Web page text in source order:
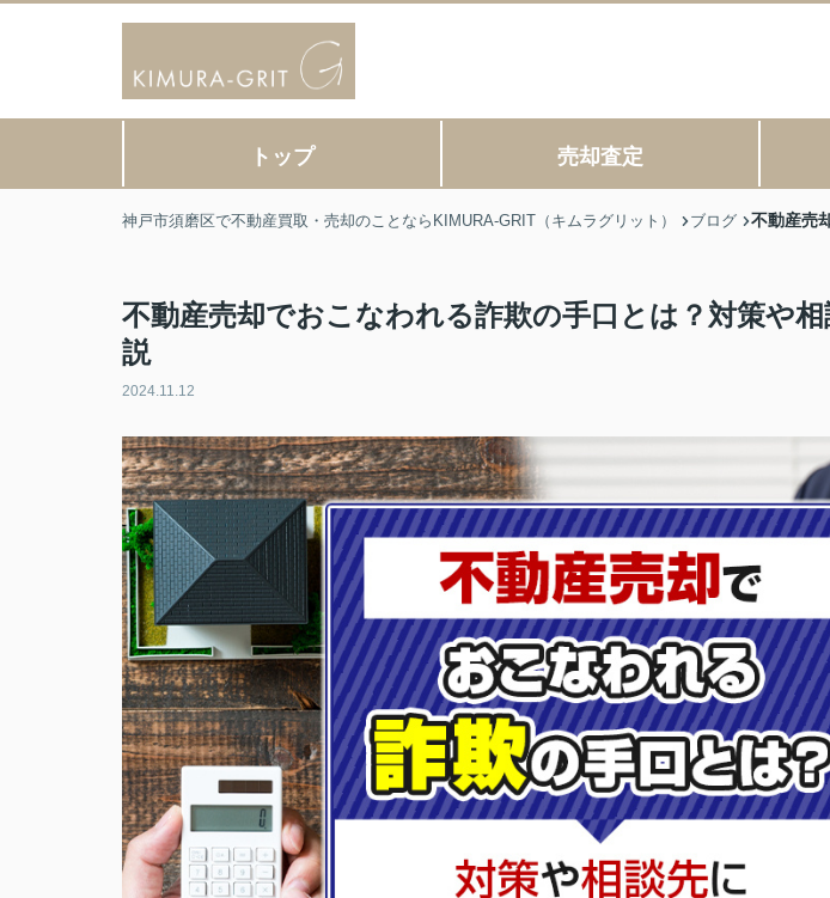
トップ 売却査定
神戸市須磨区で不動産買取・売却のことならKIMURA-GRIT（キムラグリット） ブログ 不動産売
不動産売却でおこなわれる詐欺の手口とは？対策や
説
2024.11.12